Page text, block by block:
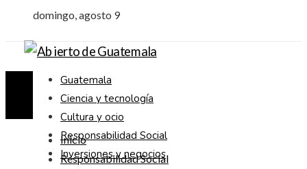
domingo, agosto 9
Guatemala
Ciencia y tecnología
Cultura y ocio
Responsabilidad Social
Inversiones y negocios
Inicio
Responsabilidad Social